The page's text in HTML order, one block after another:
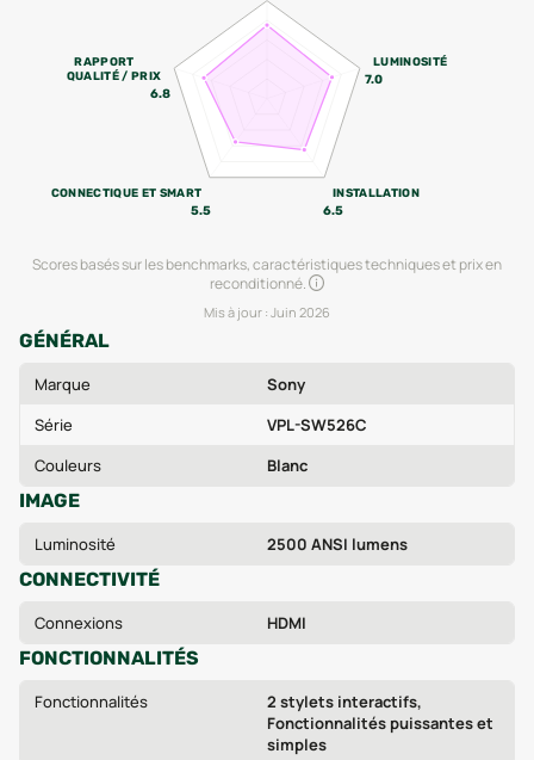
LUMINOSITÉ
7.0
INSTALLATION
6.5
CONNECTIQUE ET SMART
5.5
RAPPORT
QUALITÉ / PRIX
6.8
Scores basés sur les benchmarks, caractéristiques techniques et prix en
reconditionné.
Mis à jour : Juin 2026
GÉNÉRAL
Marque
Sony
Série
VPL-SW526C
Couleurs
Blanc
IMAGE
Luminosité 2500 ANSI lumens
CONNECTIVITÉ
Connexions HDMI
FONCTIONNALITÉS
Fonctionnalités
2 stylets interactifs,
Fonctionnalités puissantes et
simples